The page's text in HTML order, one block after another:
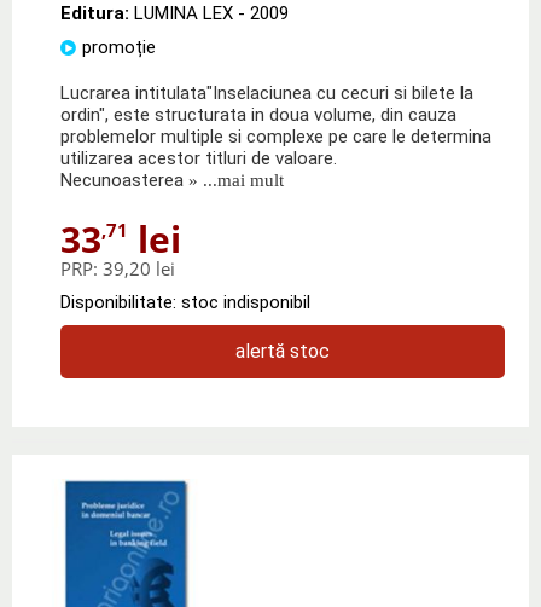
Editura: LUMINA LEX - 2009
promoție
Lucrarea intitulata"Inselaciunea cu cecuri si bilete la
ordin", este structurata in doua volume, din cauza
problemelor multiple si complexe pe care le determina
utilizarea acestor titluri de valoare.
Necunoasterea » ...mai mult
33,71 lei
PRP: 39,20 lei
Disponibilitate: stoc indisponibil
alertă stoc